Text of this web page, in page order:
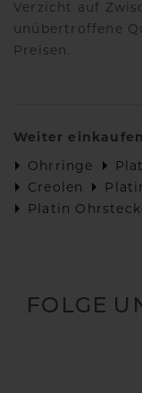
Verzicht auf
unübertroffene
Preisen.
Weiter einkaufen
Ohrringe
Creolen
Platin
FOLGE